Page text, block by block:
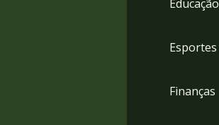
Educação
Esportes
Finanças